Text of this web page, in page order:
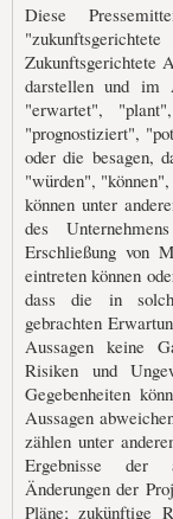
Diese
Zukunftsgerichtete
darstellen und im
"erwartet",
"prognostiziert",
oder die besagen,
"würden",
können unter
des
Erschließung von
eintreten können
dass die in
gebrachten
Aussagen keine
Risiken und
Gegebenheiten
Aussagen
zählen unter
Ergebnisse der
Änderungen der
Pläne; zukünftige